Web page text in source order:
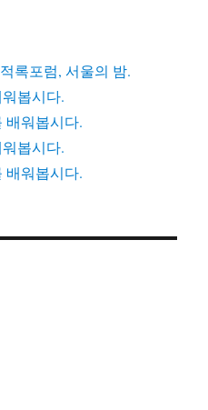
록포럼, 서울의 밤.
워봅시다.
배워봅시다.
워봅시다.
배워봅시다.